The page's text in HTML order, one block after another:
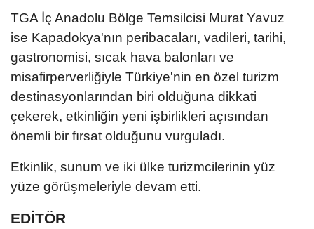
TGA İç Anadolu Bölge Temsilcisi Murat Yavuz
ise Kapadokya'nın peribacaları, vadileri, tarihi,
gastronomisi, sıcak hava balonları ve
misafirperverliğiyle Türkiye'nin en özel turizm
destinasyonlarından biri olduğuna dikkati
çekerek, etkinliğin yeni işbirlikleri açısından
önemli bir fırsat olduğunu vurguladı.
Etkinlik, sunum ve iki ülke turizmcilerinin yüz
yüze görüşmeleriyle devam etti.
EDİTÖR